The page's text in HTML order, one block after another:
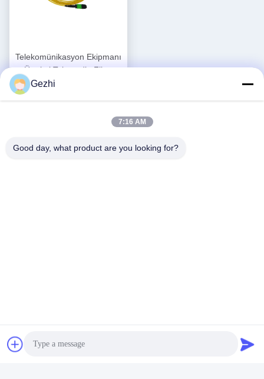
Telekomünikasyon Ekipmanı
Üretimi Tek modlu Fiber
Optik Pigtail
E-posta
Gezhi
7:16 AM
Good day, what product are you looking for?